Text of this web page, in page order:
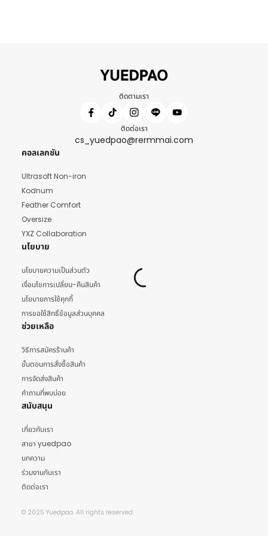
ติดตามเรา
ติดต่อเรา
cs_yuedpao@rermmai.com
คอลเลกชัน
Ultrasoft Non-iron
Kodnum
Feather Comfort
Oversize
YXZ Collaboration
นโยบาย
นโยบายความเป็นส่วนตัว
เงื่อนไขการเปลี่ยน-คืนสินค้า
นโยบายการใช้คุกกี้
การขอใช้สิทธิ์ข้อมูลส่วนบุคคล
ช่วยเหลือ
วิธีการสมัครร้านค้า
ขั้นตอนการสั่งซื้อสินค้า
การจัดส่งสินค้า
คำถามที่พบบ่อย
สนับสนุน
เกี่ยวกับเรา
สาขา yuedpao
บทความ
ร่วมงานกับเรา
ติดต่อเรา
© 2025 Yuedpao. All rights reserved.